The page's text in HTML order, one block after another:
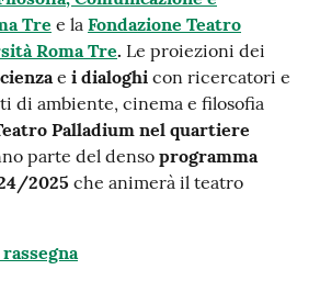
Tre e la Fondazione Teatro
Roma Tre. Le proiezioni dei
e i dialoghi con ricercatori e
di ambiente, cinema e filosofia
Palladium nel quartiere
parte del densoprogramma
2025 che animerà il teatro